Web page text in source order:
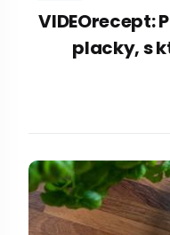
VIDEOrecept:
placky, s